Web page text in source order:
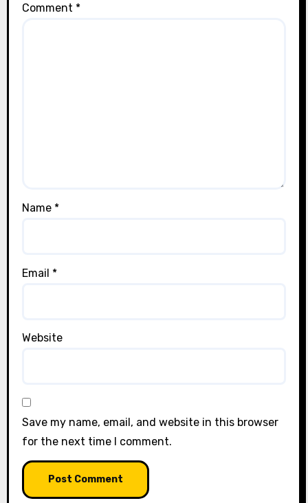
Comment *
Name *
Email *
Website
Save my name, email, and website in this browser
for the next time I comment.